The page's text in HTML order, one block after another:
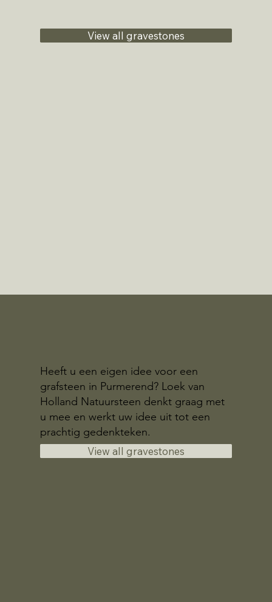
View all gravestones
Heeft u een eigen idee voor een
grafsteen in Purmerend? Loek van
Holland Natuursteen denkt graag met
u mee en werkt uw idee uit tot een
prachtig gedenkteken.
View all gravestones